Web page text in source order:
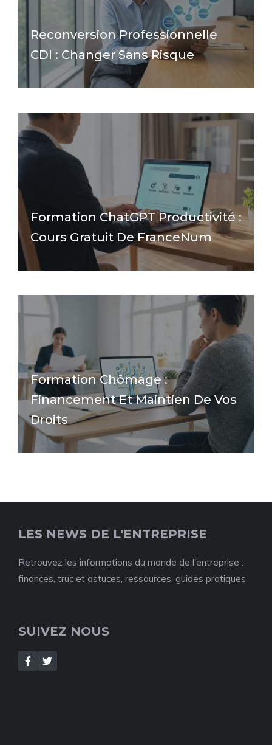
Reconversion Professionnelle
CDI : Changer Sans Risque
Formation ChatGPT Productivité :
Cours Gratuit De FranceNum
Formation Chômage :
Financement Et Maintien De Vos
Droits
LES NEWS DE L'ENTREPRISE
Retrouvez les informations du monde de l'entreprise :
finances, truc et astuces, ressources, guides pratiques
SUIVEZ NOUS